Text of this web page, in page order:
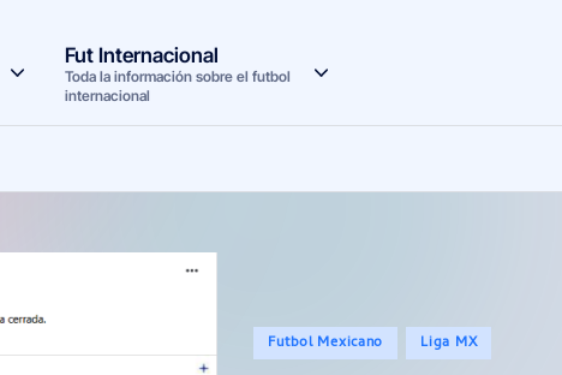
Fut Internacional
Toda la información sobre el futbol
internacional
Publicado
Futbol Mexicano Liga MX